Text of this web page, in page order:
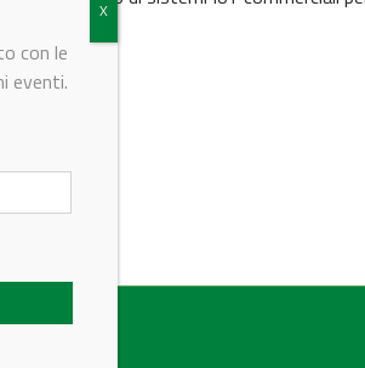
con le
eventi.